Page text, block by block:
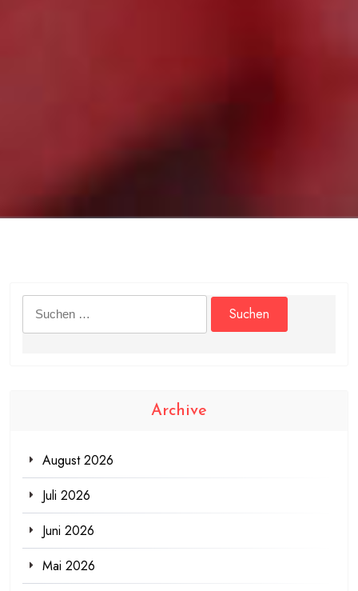
Suchen
nach:
Archive
August 2026
Juli 2026
Juni 2026
Mai 2026